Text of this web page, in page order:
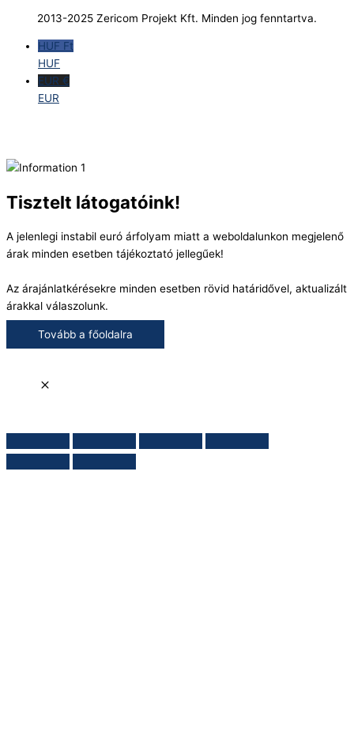
2013-2025 Zericom Projekt Kft. Minden jog fenntartva.
HUF Ft
HUF
EUR €
EUR
Tisztelt látogatóink!
A jelenlegi instabil euró árfolyam miatt a weboldalunkon megjelenő
árak minden esetben tájékoztató jellegűek!
Az árajánlatkérésekre minden esetben rövid határidővel, aktualizált
árakkal válaszolunk.
Tovább a főoldalra